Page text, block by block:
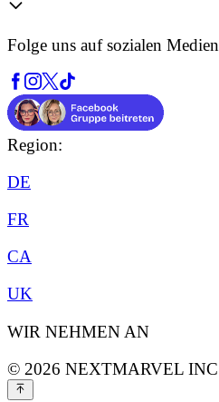
Folge uns auf sozialen Medien
Region:
DE
FR
CA
UK
WIR NEHMEN AN
© 2026 NEXTMARVEL INC